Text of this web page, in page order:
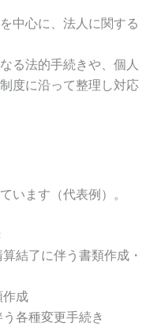
中心に、法人に関する
る法的手続きや、個人
度に沿って整理し対応
います（代表例）。
結了に伴う書類作成・
成
各種変更手続き